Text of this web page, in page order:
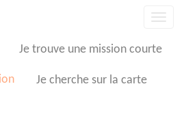
Je trouve une mission courte
Je cherche sur la carte